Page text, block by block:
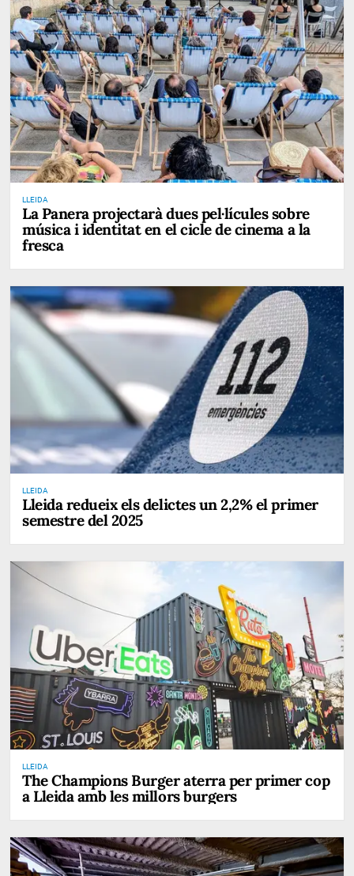
LLEIDA
La Panera projectarà dues pel·lícules sobre
música i identitat en el cicle de cinema a la
fresca
LLEIDA
Lleida redueix els delictes un 2,2% el primer
semestre del 2025
LLEIDA
The Champions Burger aterra per primer cop
a Lleida amb les millors burgers